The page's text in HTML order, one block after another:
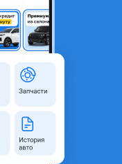
область